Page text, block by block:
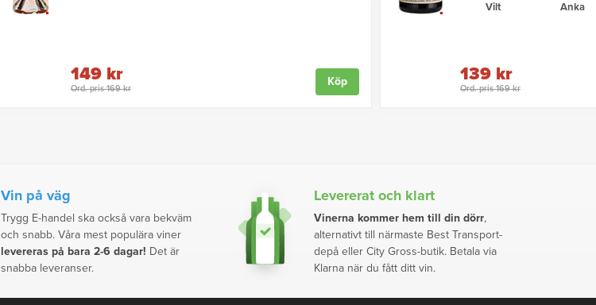
Ord. pris 169 kr
149 kr Köp
Vilt Anka
Ord. pris 169 kr
139 kr
Vin på väg
Trygg E-handel ska också vara bekväm
och snabb. Våra mest populära viner
levereras på bara 2-6 dagar! Det är
snabba leveranser.
Levererat och klart
Vinerna kommer hem till din dörr,
alternativt till närmaste Best Transport-
depå eller City Gross-butik. Betala via
Klarna när du fått ditt vin.